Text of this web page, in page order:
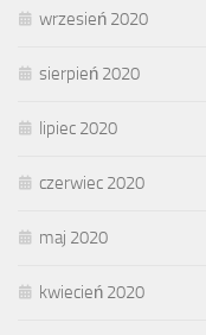
wrzesień 2020
sierpień 2020
lipiec 2020
czerwiec 2020
maj 2020
kwiecień 2020